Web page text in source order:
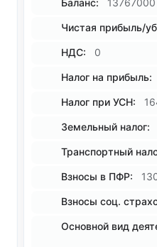
Баланс: 13767000
Чистая прибыль/
НДС: 0
Налог на прибыль:
Налог при УСН:
Земельный налог:
Транспортный
Взносы в ПФР:
Взносы соц.
Основной вид